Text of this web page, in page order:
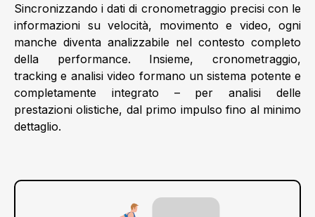
Sincronizzando i dati di cronometraggio precisi con le
informazioni su velocità, movimento e video, ogni
manche diventa analizzabile nel contesto completo
della performance. Insieme, cronometraggio,
tracking e analisi video formano un sistema potente e
completamente integrato – per analisi delle
prestazioni olistiche, dal primo impulso fino al minimo
dettaglio.